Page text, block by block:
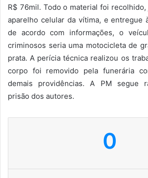
R$ 76mil. Todo o material foi
aparelho celular da vítima, e entregue
de acordo com informações, o
criminosos seria uma motocicleta de
prata. A perícia técnica realizou os
corpo foi removido pela funerária
demais providências. A PM segue
prisão dos autores.
0